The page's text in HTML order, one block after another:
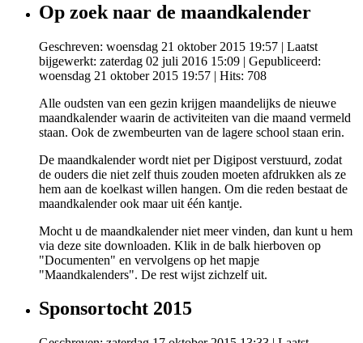
Op zoek naar de maandkalender
Geschreven: woensdag 21 oktober 2015 19:57 | Laatst
bijgewerkt: zaterdag 02 juli 2016 15:09 | Gepubliceerd:
woensdag 21 oktober 2015 19:57 | Hits: 708
Alle oudsten van een gezin krijgen maandelijks de nieuwe
maandkalender waarin de activiteiten van die maand vermeld
staan. Ook de zwembeurten van de lagere school staan erin.
De maandkalender wordt niet per Digipost verstuurd, zodat
de ouders die niet zelf thuis zouden moeten afdrukken als ze
hem aan de koelkast willen hangen. Om die reden bestaat de
maandkalender ook maar uit één kantje.
Mocht u de maandkalender niet meer vinden, dan kunt u hem
via deze site downloaden. Klik in de balk hierboven op
"Documenten" en vervolgens op het mapje
"Maandkalenders". De rest wijst zichzelf uit.
Sponsortocht 2015